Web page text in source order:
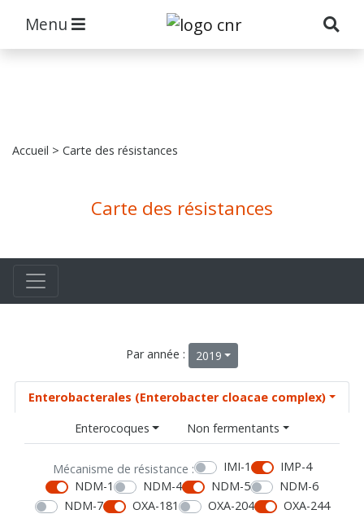
Menu
Accueil > Carte des résistances
Carte des résistances
Par année : 2019
Enterobacterales (Enterobacter cloacae complex)
Enterocoques
Non fermentants
Mécanisme de résistance : IMI-1
IMP-4
NDM-1
NDM-4 NDM-5
NDM-6
NDM-7
OXA-181 OXA-204
OXA-244